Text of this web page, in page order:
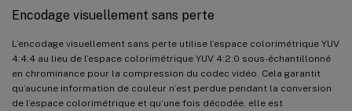
Encodage visuellement sans perte
L’encodage visuellement sans perte utilise l’espace colorimétrique YUV
4:4:4 au lieu de l’espace colorimétrique YUV 4:2:0 sous-échantillonné
en chrominance pour la compression du codec vidéo. Cela garantit
qu’aucune information de couleur n’est perdue pendant la conversion
de l’espace colorimétrique et qu’une fois décodée, elle est